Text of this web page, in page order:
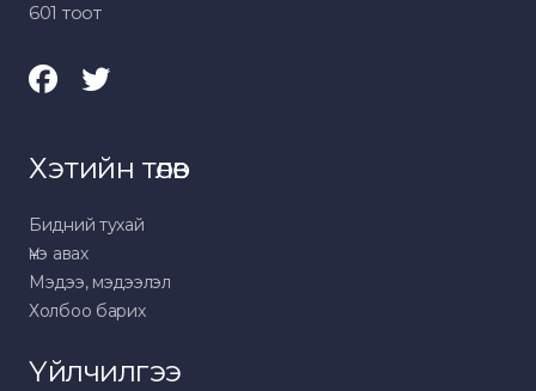
601 тоот
Хэтийн төлөв
Бидний тухай
Үнэ авах
Мэдээ, мэдээлэл
Холбоо барих
Үйлчилгээ